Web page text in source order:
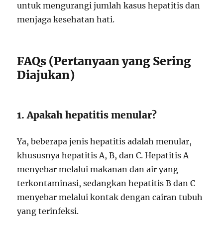
untuk mengurangi jumlah kasus hepatitis dan
menjaga kesehatan hati.
FAQs (Pertanyaan yang Sering
Diajukan)
1. Apakah hepatitis menular?
Ya, beberapa jenis hepatitis adalah menular,
khususnya hepatitis A, B, dan C. Hepatitis A
menyebar melalui makanan dan air yang
terkontaminasi, sedangkan hepatitis B dan C
menyebar melalui kontak dengan cairan tubuh
yang terinfeksi.